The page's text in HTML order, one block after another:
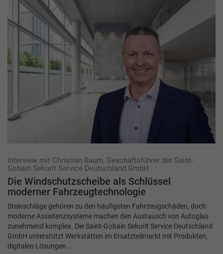
Interview mit Christian Baum, Geschäftsführer der Saint-
Gobain Sekurit Service Deutschland GmbH
Die Windschutzscheibe als Schlüssel
moderner Fahrzeugtechnologie
Steinschläge gehören zu den häufigsten Fahrzeugschäden, doch
moderne Assistenzsysteme machen den Austausch von Autoglas
zunehmend komplex. Die Saint-Gobain Sekurit Service Deutschland
GmbH unterstützt Werkstätten im Ersatzteilmarkt mit Produkten,
digitalen Lösungen…